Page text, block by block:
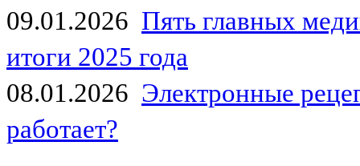
09.01.2026 Пять главных
итоги 2025 года
08.01.2026 Электронные
работает?